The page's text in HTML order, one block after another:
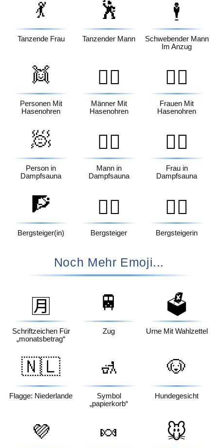
💃
Tanzende Frau
🕺
Tanzender Mann
🕴️
Schwebender Mann
Im Anzug
👯
Personen Mit
Hasenohren
👯‍♂️
Männer Mit
Hasenohren
👯‍♀️
Frauen Mit
Hasenohren
🧖
Person in
Dampfsauna
🧖‍♂️
Mann in
Dampfsauna
🧖‍♀️
Frau in
Dampfsauna
🧗
Bergsteiger(in)
🧗‍♂️
Bergsteiger
🧗‍♀️
Bergsteigerin
Noch Mehr Emoji...
🈷️
Schriftzeichen Für
„monatsbetrag“
🚆
Zug
🗳️
Urne Mit Wahlzettel
🇳🇱
Flagge: Niederlande
🚮
Symbol
„papierkorb“
🐶
Hundegesicht
💜 🍬 🐭